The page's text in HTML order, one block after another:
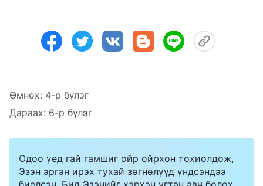
Өмнөх: 4-р бүлэг
Дараах: 6-р бүлэг
Одоо үед гай гамшиг ойр ойрхон тохиолдож,
Эзэн эргэн ирэх тухай зөгнөлүүд үндсэндээ